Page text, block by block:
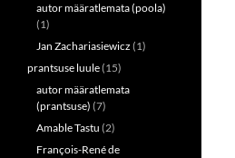
autor määratlemata (poola)
(1)
Jan Zachariasiewicz (1)
prantsuse luule(15)
autor määratlemata
(prantsuse) (7)
Amable Tastu (2)
François-René de